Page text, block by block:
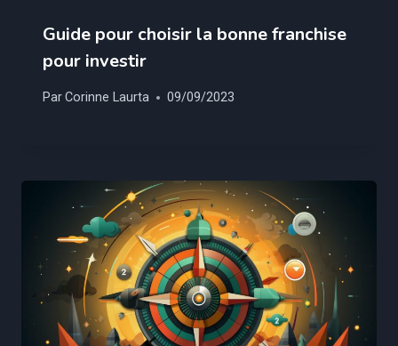
Guide pour choisir la bonne franchise
pour investir
ParCorinne Laurta 09/09/2023